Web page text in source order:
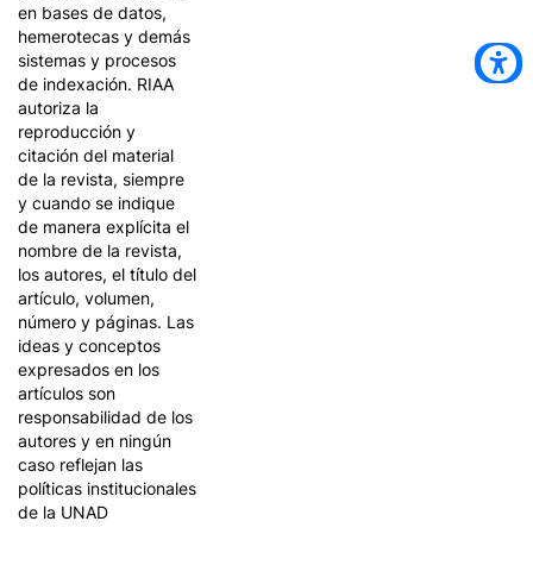
en bases de datos,
hemerotecas y demás
sistemas y procesos
de indexación. RIAA
autoriza la
reproducción y
citación del material
de la revista, siempre
y cuando se indique
de manera explícita el
nombre de la revista,
los autores, el título del
artículo, volumen,
número y páginas. Las
ideas y conceptos
expresados en los
artículos son
responsabilidad de los
autores y en ningún
caso reflejan las
políticas institucionales
de la UNAD